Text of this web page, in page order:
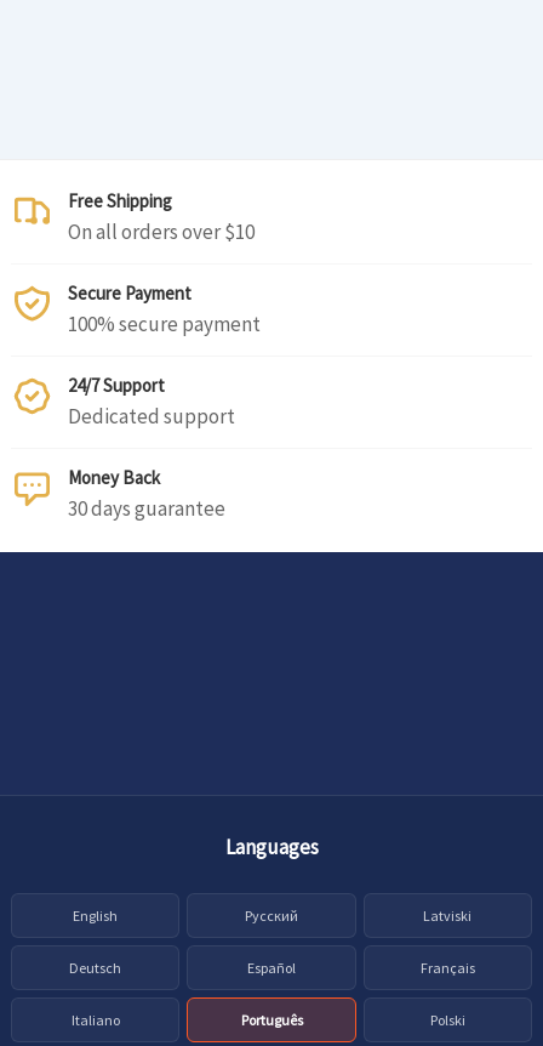
Free Shipping
On all orders over $10
Secure Payment
100% secure payment
24/7 Support
Dedicated support
Money Back
30 days guarantee
Languages
English Русский Latviski
Deutsch Español Français
Italiano Português Polski